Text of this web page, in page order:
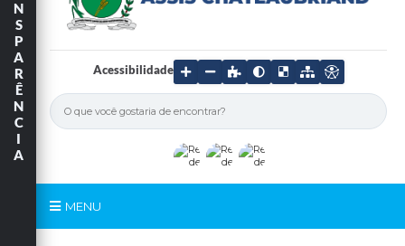
Acessibilidade
MENU
N
S
P
A
R
Ê
N
C
I
A